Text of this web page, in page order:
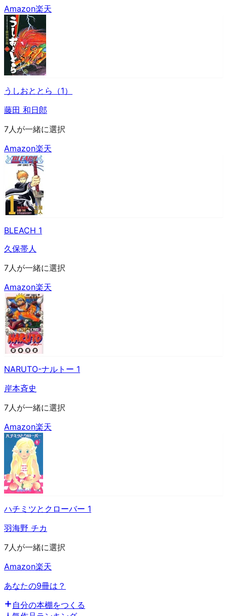
Amazon楽天
うしおととら（1）
藤田 和日郎
7人が一緒に選択
Amazon楽天
BLEACH 1
久保帯人
7人が一緒に選択
Amazon楽天
NARUTO-ナルトー 1
岸本斉史
7人が一緒に選択
Amazon楽天
ハチミツとクローバー 1
羽海野 チカ
7人が一緒に選択
Amazon楽天
あなたの9冊は？
自分の本棚をつくる